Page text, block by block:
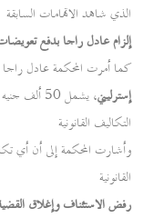
الذي شاهد الاتهامات السابقة
إلزام عادل راجا بدفع
كما أمرت المحكمة عادل راجا
إسترليني
التكاليف القانونية
وأشارت المحكمة إلى أن أي
القانونية
رفض الاستئناف وإغلاق